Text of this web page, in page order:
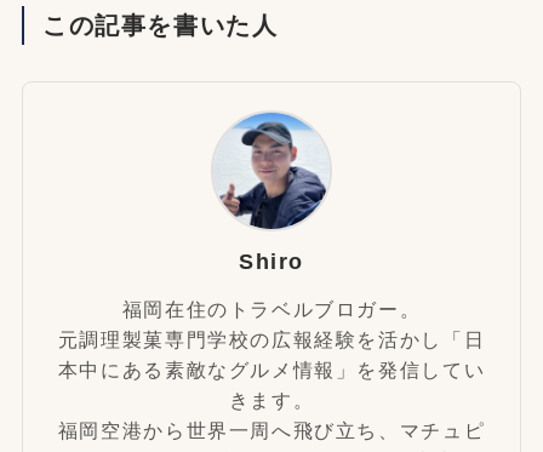
この記事を書いた人
Shiro
福岡在住のトラベルブロガー。
元調理製菓専門学校の広報経験を活かし「日
本中にある素敵なグルメ情報」を発信してい
きます。
福岡空港から世界一周へ飛び立ち、マチュピ